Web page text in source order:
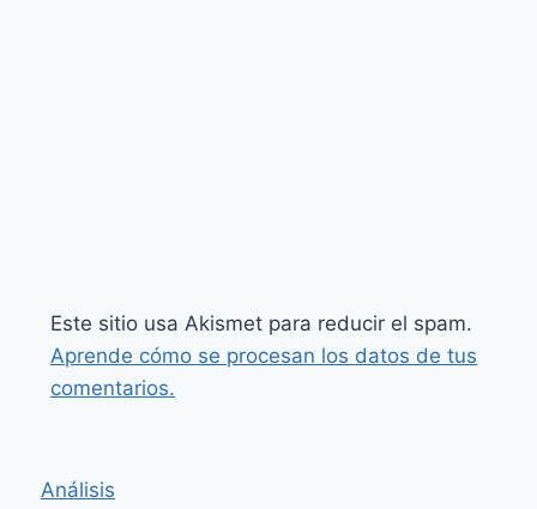
Este sitio usa Akismet para reducir el spam.
Aprende cómo se procesan los datos de tus
comentarios.
Análisis